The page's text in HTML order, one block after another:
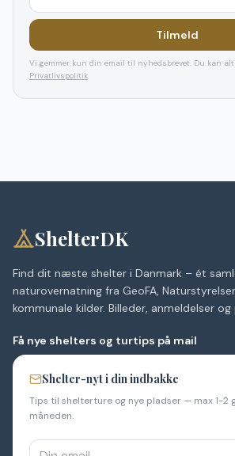
Tilmeld
Vi gemmer kun din email til nyhedsbrevet. Du kan
Privatlivspolitik
ShelterDK
Find dit næste shelter i Danmark – ét
naturovernatning fra GeoFA,
kommunale kilder. Billeder, anmeldelser
Få nye shelters og turtips på mail
Shelter-nyt i din indbakke
Tips til shelterture og nye pladser — max 1-2
måneden.